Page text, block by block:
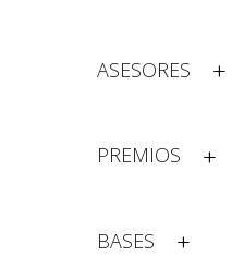
ASESORES
PREMIOS
BASES